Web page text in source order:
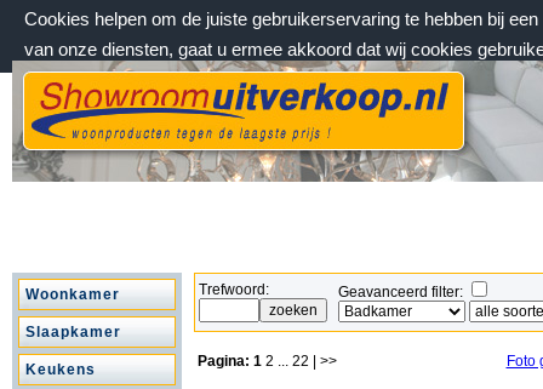
Cookies helpen om de juiste gebruikerservaring te hebben bij
van onze diensten, gaat u ermee akkoord dat wij cookies
zaterdag 8 augustus 2026, 18:18 uur
Welkom bij Showroomuitverkoop.nl
Woonkamer
Slaapkamer
Keukens
Trefwoord: Geavanceerd filter:
Pagina: 1 2 ... 22 | >> Foto